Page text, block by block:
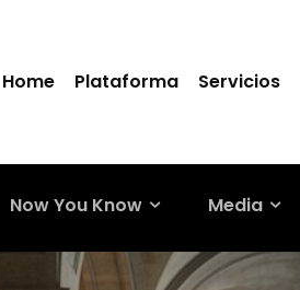
Home Plataforma Servicios
Now You Know Media